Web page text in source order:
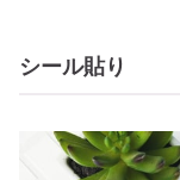
シール貼り